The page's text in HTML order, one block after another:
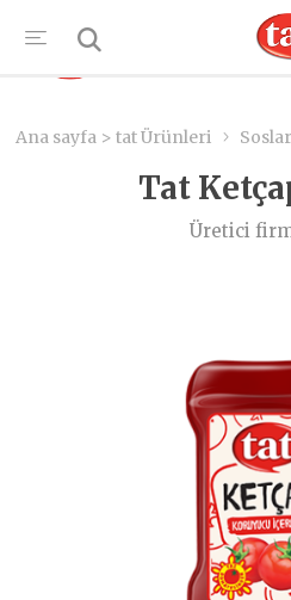
Ana sayfa > tat Ürünleri Soslar
Tat
Üretici